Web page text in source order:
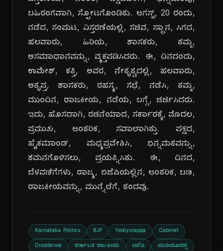
ಬಹಿರಂಗವಾಗಿ, ಸ್ಫೋಟಗೊಂಡಿತು. ಆಗಸ್ಟ್, 20 ರಂದು,
ನಡೆದ, ಸಂಪುಟ, ವಿಸ್ತರಣೆಯಲ್ಲಿ, ಸಚಿವ, ಸ್ಥಾನ, ಸಿಗದ,
ಹಲವಾರು, ಹಿರಿಯ, ಶಾಸಕರು, ತಮ್ಮ,
ಅಸಮಾಧಾನವನ್ನು, ವ್ಯಕ್ತಪಡಿಸಿದರು. ಈ, ದಿನದಂದು,
ಉಮೇಶ್, ಕತ್ತಿ, ಅವರ, ನೇತೃತ್ವದಲ್ಲಿ, ಹಲವಾರು,
ಅತೃಪ್ತ, ಶಾಸಕರು, ರಹಸ್ಯ, ಸಭೆ, ನಡೆಸಿ, ತಮ್ಮ,
ಮುಂದಿನ, ರಾಜಕೀಯ, ನಡೆಯ, ಬಗ್ಗೆ, ಚರ್ಚಿಸಿದರು.
ಇದು, ಹೊಸದಾಗಿ, ರಚನೆಯಾದ, ಸರ್ಕಾರಕ್ಕೆ, ಮೊದಲ,
ಪ್ರಮುಖ, ಆಂತರಿಕ, ಸವಾಲಾಗಿತ್ತು. ಪಕ್ಷದ,
ಹೈಕಮಾಂಡ್, ಮಧ್ಯಪ್ರವೇಶಿಸಿ, ಭಿನ್ನಮತವನ್ನು,
ಶಮನಗೊಳಿಸಲು, ಪ್ರಯತ್ನಿಸಿತು. ಈ, ದಿನದ,
ಬೆಳವಣಿಗೆಗಳು, ರಾಜ್ಯ, ಬಿಜೆಪಿಯಲ್ಲಿನ, ಆಂತರಿಕ, ಬಣ,
ರಾಜಕೀಯವನ್ನು, ಮುನ್ನೆಲೆಗೆ, ತಂದವು.
Karnataka Politics BJP Yediyurappa Cabinet
Dissidence ಕರ್ನಾಟಕ ರಾಜಕೀಯ ಬಿಜೆಪಿ ಯಡಿಯೂರಪ್ಪ